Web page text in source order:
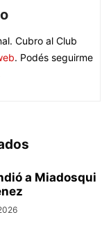
Cubro al Club
. Podés seguirme
a Miadosqui